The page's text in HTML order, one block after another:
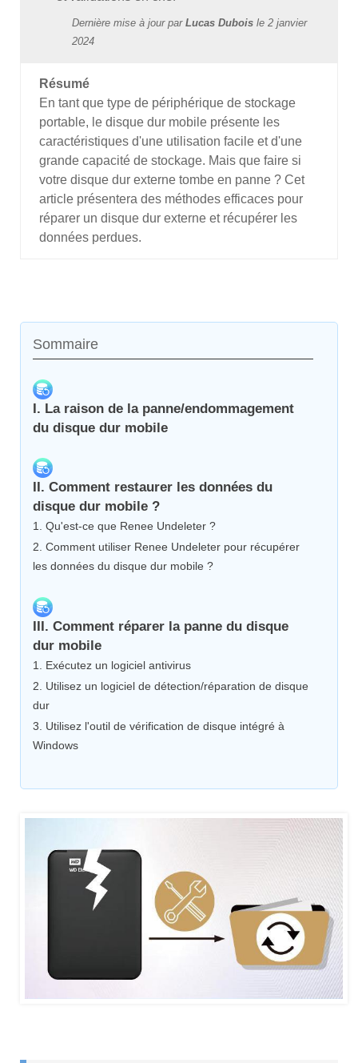
Dernière mise à jour par Lucas Dubois le 2 janvier
2024
Résumé
En tant que type de périphérique de stockage
portable, le disque dur mobile présente les
caractéristiques d'une utilisation facile et d'une
grande capacité de stockage. Mais que faire si
votre disque dur externe tombe en panne ? Cet
article présentera des méthodes efficaces pour
réparer un disque dur externe et récupérer les
données perdues.
Sommaire
I. La raison de la panne/endommagement
du disque dur mobile
II. Comment restaurer les données du
disque dur mobile ?
1. Qu'est-ce que Renee Undeleter ?
2. Comment utiliser Renee Undeleter pour récupérer
les données du disque dur mobile ?
III. Comment réparer la panne du disque
dur mobile
1. Exécutez un logiciel antivirus
2. Utilisez un logiciel de détection/réparation de disque
dur
3. Utilisez l'outil de vérification de disque intégré à
Windows